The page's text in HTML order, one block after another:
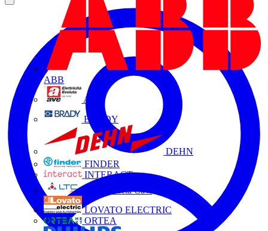
ABB
AVE
BRADY
DEHN
FINDER
INTERACT
La Triveneta Cavi
LOVATO ELECTRIC
ORTEA